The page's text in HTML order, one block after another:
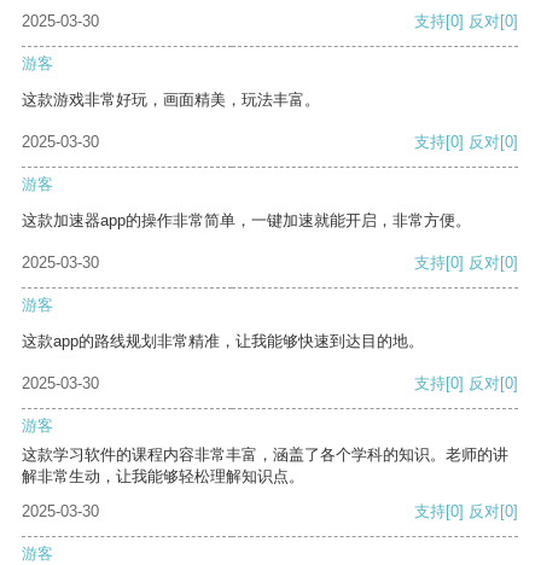
2025-03-30
支持[0] 反对[0]
游客
这款游戏非常好玩，画面精美，玩法丰富。
2025-03-30 支持[0] 反对[0]
游客
这款加速器app的操作非常简单，一键加速就能开启，非常方便。
2025-03-30 支持[0] 反对[0]
游客
这款app的路线规划非常精准，让我能够快速到达目的地。
2025-03-30 支持[0] 反对[0]
游客
这款学习软件的课程内容非常丰富，涵盖了各个学科的知识。老师的讲
解非常生动，让我能够轻松理解知识点。
2025-03-30
支持[0] 反对[0]
游客